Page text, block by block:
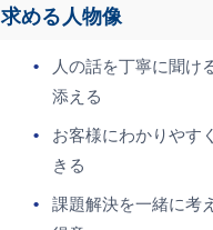
求める人物像
人の話を丁寧に聞け
添える
お客様にわかりやす
きる
課題解決を一緒に考